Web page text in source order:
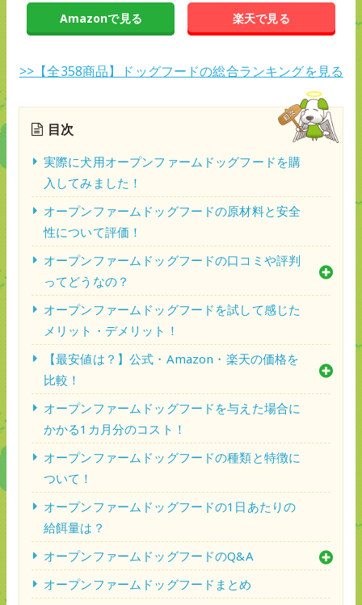
Amazonで見る
楽天で見る
>>【全358商品】ドッグフードの総合ランキングを見る
目次
実際に犬用オープンファームドッグフードを購
入してみました！
オープンファームドッグフードの原材料と安全
性について評価！
オープンファームドッグフードの口コミや評判
ってどうなの？
オープンファームドッグフードを試して感じた
メリット・デメリット！
【最安値は？】公式・Amazon・楽天の価格を
比較！
オープンファームドッグフードを与えた場合に
かかる1カ月分のコスト！
オープンファームドッグフードの種類と特徴に
ついて！
オープンファームドッグフードの1日あたりの
給餌量は？
オープンファームドッグフードのQ&A
オープンファームドッグフードまとめ